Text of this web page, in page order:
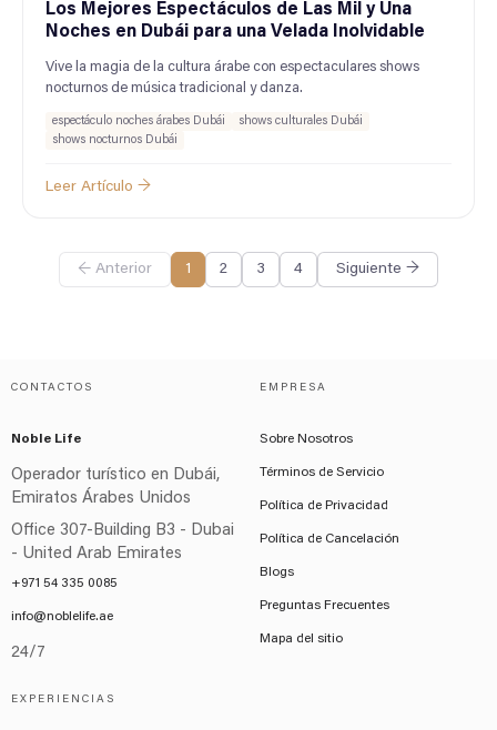
Los Mejores Espectáculos de Las Mil y Una
Noches en Dubái para una Velada Inolvidable
Vive la magia de la cultura árabe con espectaculares shows
nocturnos de música tradicional y danza.
espectáculo noches árabes Dubái
shows culturales Dubái
shows nocturnos Dubái
Leer Artículo →
← Anterior 1 2 3 4 Siguiente →
CONTACTOS
Noble Life
Operador turístico en Dubái,
Emiratos Árabes Unidos
Office 307-Building B3 - Dubai
- United Arab Emirates
+971 54 335 0085
info@noblelife.ae
24/7
EMPRESA
Sobre Nosotros
Términos de Servicio
Política de Privacidad
Política de Cancelación
Blogs
Preguntas Frecuentes
Mapa del sitio
EXPERIENCIAS